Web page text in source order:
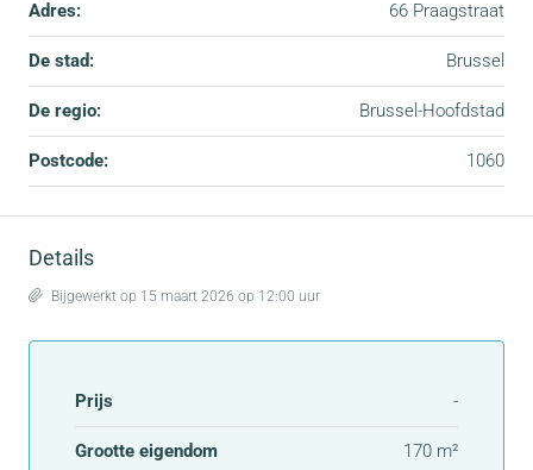
Adres: 66 Praagstraat
De stad: Brussel
De regio: Brussel-Hoofdstad
Postcode: 1060
Details
Bijgewerkt op 15 maart 2026 op 12:00 uur
Prijs -
Grootte eigendom 170 m²